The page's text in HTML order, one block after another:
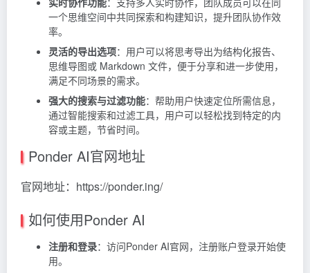
一个思维空间中共同探索和构建知识，提升团队协作效
率。
灵活的导出选项：用户可以将思考导出为结构化报告、
思维导图或 Markdown 文件，便于分享和进一步使用，
满足不同场景的需求。
强大的搜索与过滤功能：帮助用户快速定位所需信息，
通过智能搜索和过滤工具，用户可以轻松找到特定的内
容或主题，节省时间。
Ponder AI官网地址
官网地址：https://ponder.ing/
如何使用Ponder AI
注册和登录：访问Ponder AI官网，注册账户登录开始使
用。